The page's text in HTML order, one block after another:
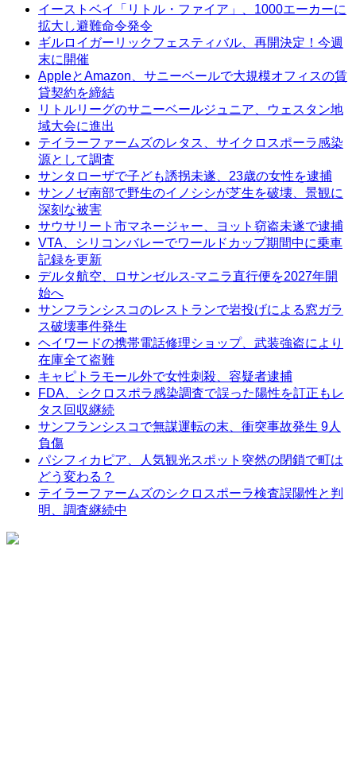
イーストベイ「リトル・ファイア」、1000エーカーに
拡大し避難命令発令
ギルロイガーリックフェスティバル、再開決定！今週
末に開催
AppleとAmazon、サニーベールで大規模オフィスの賃
貸契約を締結
リトルリーグのサニーベールジュニア、ウェスタン地
域大会に進出
テイラーファームズのレタス、サイクロスポーラ感染
源として調査
サンタローザで子ども誘拐未遂、23歳の女性を逮捕
サンノゼ南部で野生のイノシシが芝生を破壊、景観に
深刻な被害
サウサリート市マネージャー、ヨット窃盗未遂で逮捕
VTA、シリコンバレーでワールドカップ期間中に乗車
記録を更新
デルタ航空、ロサンゼルス-マニラ直行便を2027年開
始へ
サンフランシスコのレストランで岩投げによる窓ガラ
ス破壊事件発生
ヘイワードの携帯電話修理ショップ、武装強盗により
在庫全て盗難
キャピトラモール外で女性刺殺、容疑者逮捕
FDA、シクロスポラ感染調査で誤った陽性を訂正もレ
タス回収継続
サンフランシスコで無謀運転の末、衝突事故発生 9人
負傷
パシフィカピア、人気観光スポット突然の閉鎖で町は
どう変わる？
テイラーファームズのシクロスポーラ検査誤陽性と判
明、調査継続中